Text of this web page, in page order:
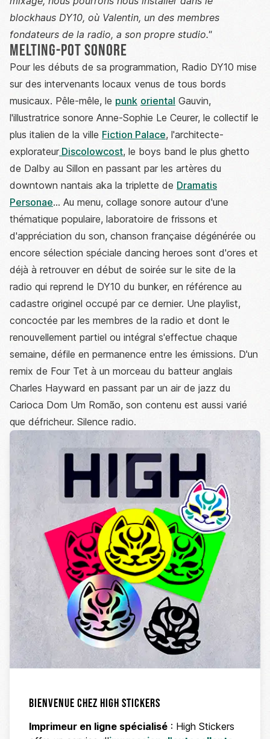
blockhaus DY10, où Valentin, un des membres
fondateurs de la radio, a son propre studio."
Melting-pot sonore
Pour les débuts de sa programmation, Radio DY10 mise
sur des intervenants locaux venus de tous bords
musicaux. Pêle-mêle, le punk oriental Gauvin,
l'illustratrice sonore Anne-Sophie Le Ceurer, le collectif le
plus italien de la ville Fiction Palace, l'architecte-
explorateurDiscolowcost, le boys band le plus ghetto
de Dalby au Sillon en passant par les artères du
downtown nantais aka la triplette de Dramatis
Personae... Au menu, collage sonore autour d'une
thématique populaire, laboratoire de frissons et
d'appréciation du son, chanson française dégénérée ou
encore sélection spéciale dancing heroes sont d'ores et
déjà à retrouver en début de soirée sur le site de la
radio qui reprend le DY10 du bunker, en référence au
cadastre originel occupé par ce dernier. Une playlist,
concoctée par les membres de la radio et dont le
renouvellement partiel ou intégral s'effectue chaque
semaine, défile en permanence entre les émissions. D'un
remix de Four Tet à un morceau du batteur anglais
Charles Hayward en passant par un air de jazz du
Carioca Dom Um Romão, son contenu est aussi varié
que défricheur. Silence radio.
Bienvenue chez High Stickers
Imprimeur en ligne spécialisé : High Stickers